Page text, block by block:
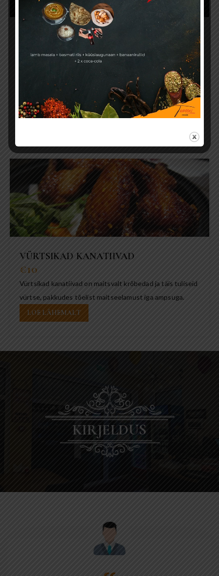
LAMBALIHA BIRYANI
€10
Lambaliha biryani on rikkaliku maitsebuketi ja aromaatsete
vürtsidega küpsetatud riisiroog, kus õrn lambaliha
sulandub harmooniliselt safrani ja traditsiooniliste
maitseainetega.
LOE LÄHEMALT
VÜRTSIKAD KANATIIVAD
€10
Vürtsikad kanatiivad on maitsvalt krõbedad ja täis tuliseid
vürtse, pakkudes tõelist maitseelamust iga ampsuga.
LOE LÄHEMALT
KIRJELDUS